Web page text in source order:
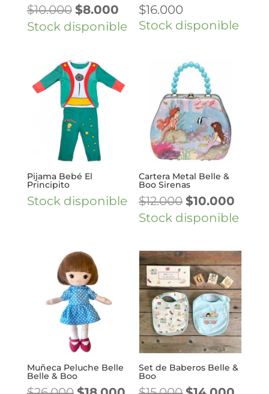
$10.000 El
precio
$10.000.
$8.000El
precio
Stock disponible
$16.000
Stock disponible
Pijama Bebé El
Principito
Stock disponible
Cartera Metal Belle &
Boo Sirenas
$12.000 El
precio
era:
$12.000.
$10.000
es:
Stock disponible
Muñeca Peluche Belle
Belle & Boo
Set de Baberos Belle &
Boo